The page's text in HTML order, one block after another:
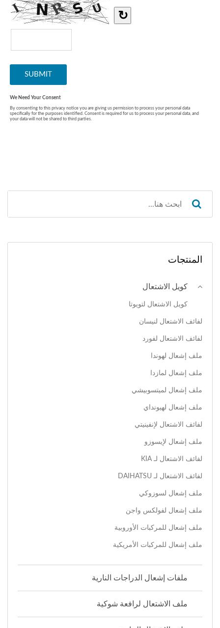
المنتجات
كويل الاشتعال
كويل الاشتعال لتويوتا
لفائف الاشتعال لنيسان
لفائف الاشتعال لفورد
ملف إشعال لهوندا
ملف إشعال لمازدا
ملف إشعال لميتسوبيشي
ملف إشعال لهيونداي
لفائف الاشتعال لإنفينيتي
ملف إشعال لإيسوزو
لفائف الاشتعال لـ KIA
لفائف الاشتعال لـ DAIHATSU
ملف إشعال لسوزوكي
ملف إشعال لفولكس واجن
ملف إشعال للمركبات الأوروبية
ملف إشعال للمركبات الأمريكية
ملفات إشعال الدراجات النارية
ملف الاشتعال لرافعة شوكية